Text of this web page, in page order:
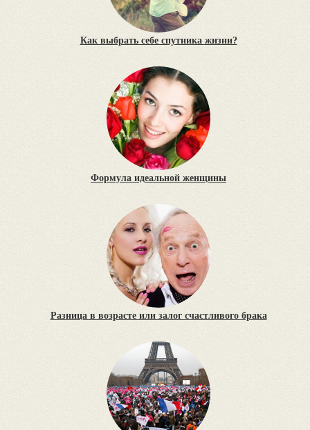
Как выбрать себе спутника жизни?
Формула идеальной женщины
Разница в возрасте или залог счастливого брака